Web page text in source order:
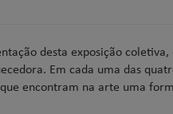
desta exposição
Em cada uma das
encontram na arte uma